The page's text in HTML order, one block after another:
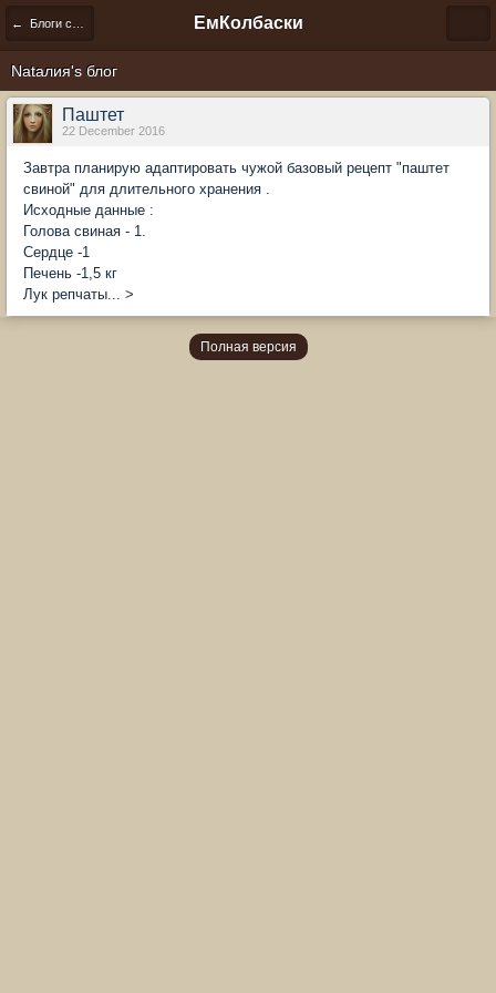
← Блоги сообщества ЕмКолбаски
Natалия's блог
Паштет
22 December 2016
Завтра планирую адаптировать чужой базовый рецепт "паштет
свиной" для длительного хранения .
Исходные данные :
Голова свиная - 1.
Сердце -1
Печень -1,5 кг
Лук репчаты... >
Полная версия